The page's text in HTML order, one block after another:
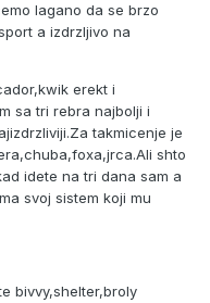
lagano da se brzo
a izdrzljivo na
erekt i
sa tri rebra najbolji i
takmicenje je
shto
idete na tri dana sam a
svoj sistem koji mu
bivvy,shelter,broly